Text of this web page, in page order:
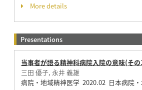
More details
Presentations
当事者が語る精神科病院入院の意味(そ
三田 優子, 永井 義雄
病院・地域精神医学 2020.02 日本病院